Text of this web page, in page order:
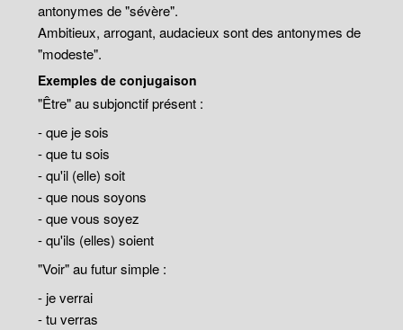
antonymes de "sévère".
Ambitieux, arrogant, audacieux sont des antonymes de
"modeste".
Exemples de conjugaison
"Être" au subjonctif présent :
- que je sois
- que tu sois
- qu'il (elle) soit
- que nous soyons
- que vous soyez
- qu'ils (elles) soient
"Voir" au futur simple :
- je verrai
- tu verras